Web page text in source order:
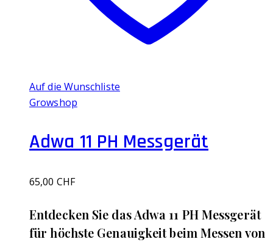
Auf die Wunschliste
Growshop
Adwa 11 PH Messgerät
65,00 CHF
Entdecken Sie das Adwa 11 PH Messgerät
für höchste Genauigkeit beim Messen von